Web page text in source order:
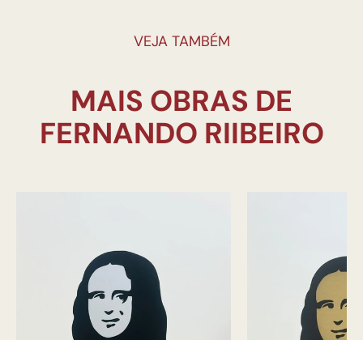
VEJA TAMBÉM
MAIS OBRAS DE